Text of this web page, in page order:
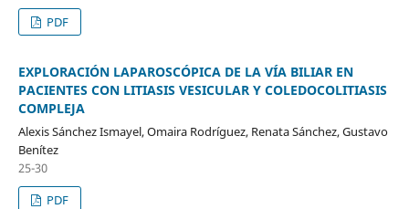
PDF
EXPLORACIÓN LAPAROSCÓPICA DE LA VÍA BILIAR EN
PACIENTES CON LITIASIS VESICULAR Y COLEDOCOLITIASIS
COMPLEJA
Alexis Sánchez Ismayel, Omaira Rodríguez, Renata Sánchez, Gustavo
Benítez
25-30
PDF